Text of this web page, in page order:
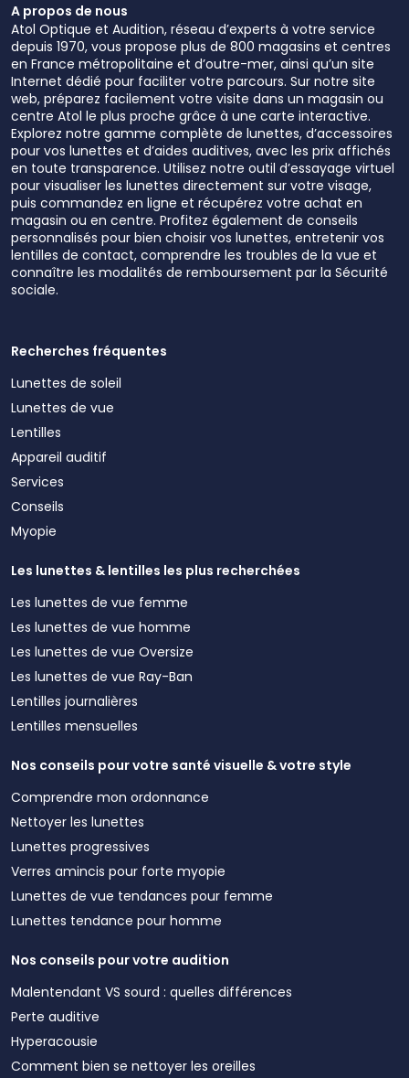
A propos de nous
Atol Optique et Audition, réseau d’experts à votre service
depuis 1970, vous propose plus de 800 magasins et centres
en France métropolitaine et d’outre-mer, ainsi qu’un site
Internet dédié pour faciliter votre parcours. Sur notre site
web, préparez facilement votre visite dans un magasin ou
centre Atol le plus proche grâce à une carte interactive.
Explorez notre gamme complète de lunettes, d’accessoires
pour vos lunettes et d’aides auditives, avec les prix affichés
en toute transparence. Utilisez notre outil d’essayage virtuel
pour visualiser les lunettes directement sur votre visage,
puis commandez en ligne et récupérez votre achat en
magasin ou en centre. Profitez également de conseils
personnalisés pour bien choisir vos lunettes, entretenir vos
lentilles de contact, comprendre les troubles de la vue et
connaître les modalités de remboursement par la Sécurité
sociale.
Recherches fréquentes
Lunettes de soleil
Lunettes de vue
Lentilles
Appareil auditif
Services
Conseils
Myopie
Les lunettes & lentilles les plus recherchées
Les lunettes de vue femme
Les lunettes de vue homme
Les lunettes de vue Oversize
Les lunettes de vue Ray-Ban
Lentilles journalières
Lentilles mensuelles
Nos conseils pour votre santé visuelle & votre style
Comprendre mon ordonnance
Nettoyer les lunettes
Lunettes progressives
Verres amincis pour forte myopie
Lunettes de vue tendances pour femme
Lunettes tendance pour homme
Nos conseils pour votre audition
Malentendant VS sourd : quelles différences
Perte auditive
Hyperacousie
Comment bien se nettoyer les oreilles